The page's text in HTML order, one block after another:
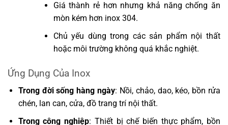
Giá thành rẻ hơn nhưng khả năng chống ăn
mòn kém hơn inox 304.
Chủ yếu dùng trong các sản phẩm nội thất
hoặc môi trường không quá khắc nghiệt.
Ứng Dụng Của Inox
Trong đời sống hàng ngày: Nồi, chảo, dao, kéo, bồn rửa
chén, lan can, cửa, đồ trang trí nội thất.
Trong công nghiệp: Thiết bị chế biến thực phẩm, bồn